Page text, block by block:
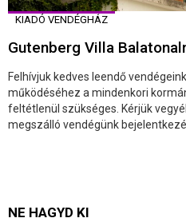
KIADÓ VENDÉGHÁZ
Gutenberg Villa
Felhívjuk kedves leendő
működéséhez a mindenkori
feltétlenül szükséges. Kérjük
megszálló vendégünk
NE HAGYD KI